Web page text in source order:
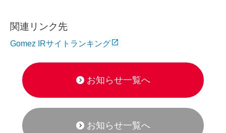
関連リンク先
Gomez IRサイトランキング
お知らせ一覧へ
お知らせ一覧へ